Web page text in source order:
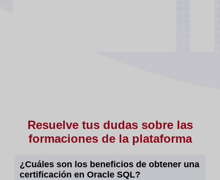
Resuelve tus dudas sobre las
formaciones de la plataforma
¿Cuáles son los beneficios de obtener una
certificación en Oracle SQL?